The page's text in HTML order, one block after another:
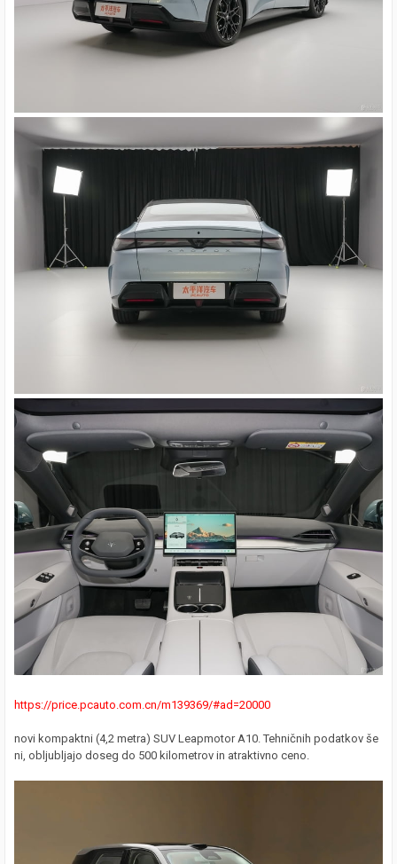
https://price.pcauto.com.cn/m139369/#ad=20000
novi kompaktni (4,2 metra) SUV Leapmotor A10. Tehničnih podatkov še
ni, obljubljajo doseg do 500 kilometrov in atraktivno ceno.